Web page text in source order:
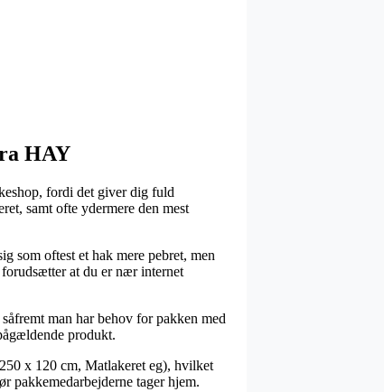
HAY
fordi det giver dig fuld
samt ofte ydermere den mest
som oftest et hak mere pebret, men
at du er nær internet
man har behov for pakken med
produkt.
x 120 cm, Matlakeret eg), hvilket
pakkemedarbejderne tager hjem.